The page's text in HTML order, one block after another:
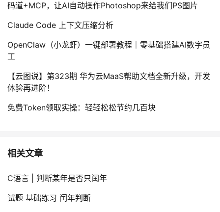
程
认
证
的
实
我
的
藏
支
持
声
建
码道+MCP，让AI自动操作Photoshop来给我们PS图片
Claude Code 上下文压缩分析
OpenClaw（小龙虾）一键部署教程｜零基础搭建AI数字员
工
【云图说】第323期 华为云MaaS帮助文档全新升级，开发
体验再进阶！
免费Token领取实操：轻轻松松节约几百块
相关文章
C语言 | 判断某年是否只闰年
试题 基础练习 闰年判断